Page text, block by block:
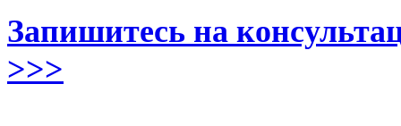
Запишитесь на
>>>